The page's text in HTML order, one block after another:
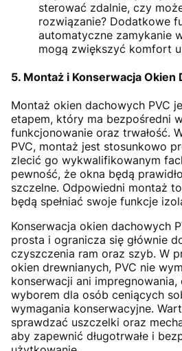
sterować zdalnie, czy
rozwiązanie? Dodatkowe
automatyczne zamykanie
mogą zwiększyć komfort
5. Montaż i Konserwacja Okien
Montaż okien dachowych PVC
etapem, który ma bezpośredni
funkcjonowanie oraz trwałość.
PVC, montaż jest stosunkowo
zlecić go wykwalifikowanym
pewność, że okna będą
szczelne. Odpowiedni montaż
będą spełniać swoje funkcje
Konserwacja okien dachowych
prosta i ogranicza się głównie
czyszczenia ram oraz szyb. W
okien drewnianych, PVC nie
konserwacji ani
wyborem dla osób ceniących
wymagania konserwacyjne.
sprawdzać uszczelki oraz
aby zapewnić długotrwałe i